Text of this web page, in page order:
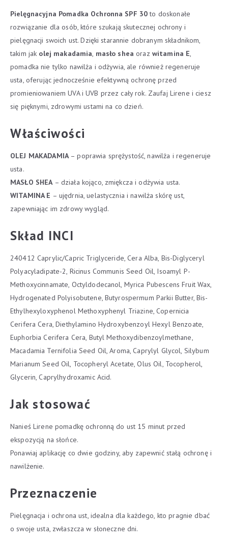
Pielęgnacyjna Pomadka Ochronna SPF 30to doskonałe
rozwiązanie dla osób, które szukają skutecznej ochrony i
pielęgnacji swoich ust. Dzięki starannie dobranym składnikom,
takim jak olej makadamia, masło shea oraz witamina E,
pomadka nie tylko nawilża i odżywia, ale również regeneruje
usta, oferując jednocześnie efektywną ochronę przed
promieniowaniem UVA i UVB przez cały rok. Zaufaj Lirene i ciesz
się pięknymi, zdrowymi ustami na co dzień.
Właściwości
OLEJ MAKADAMIA– poprawia sprężystość, nawilża i regeneruje
usta.
MASŁO SHEA– działa kojąco, zmiękcza i odżywia usta.
WITAMINA E – ujędrnia, uelastycznia i nawilża skórę ust,
zapewniając im zdrowy wygląd.
Skład INCI
240412 Caprylic/Capric Triglyceride, Cera Alba, Bis-Diglyceryl
Polyacyladipate-2, Ricinus Communis Seed Oil, Isoamyl P-
Methoxycinnamate, Octyldodecanol, Myrica Pubescens Fruit Wax,
Hydrogenated Polyisobutene, Butyrospermum Parkii Butter, Bis-
Ethylhexyloxyphenol Methoxyphenyl Triazine, Copernicia
Cerifera Cera, Diethylamino Hydroxybenzoyl Hexyl Benzoate,
Euphorbia Cerifera Cera, Butyl Methoxydibenzoylmethane,
Macadamia Ternifolia Seed Oil, Aroma, Caprylyl Glycol, Silybum
Marianum Seed Oil, Tocopheryl Acetate, Olus Oil, Tocopherol,
Glycerin, Caprylhydroxamic Acid.
Jak stosować
Nanieś Lirene pomadkę ochronną do ust 15 minut przed
ekspozycją na słońce.
Ponawiaj aplikację co dwie godziny, aby zapewnić stałą ochronę i
nawilżenie.
Przeznaczenie
Pielęgnacja i ochrona ust, idealna dla każdego, kto pragnie dbać
o swoje usta, zwłaszcza w słoneczne dni.